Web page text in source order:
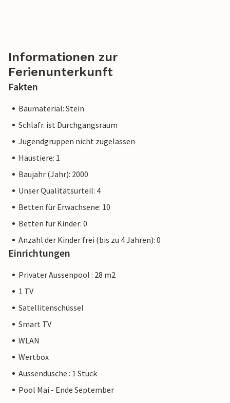
Informationen zur
Ferienunterkunft
Fakten
Baumaterial: Stein
Schlafr. ist Durchgangsraum
Jugendgruppen nicht zugelassen
Haustiere: 1
Baujahr (Jahr): 2000
Unser Qualitätsurteil: 4
Betten für Erwachsene: 10
Betten für Kinder: 0
Anzahl der Kinder frei (bis zu 4 Jahren): 0
Einrichtungen
Privater Aussenpool : 28 m2
1 TV
Satellitenschüssel
Smart TV
WLAN
Wertbox
Aussendusche : 1 Stück
Pool Mai - Ende September